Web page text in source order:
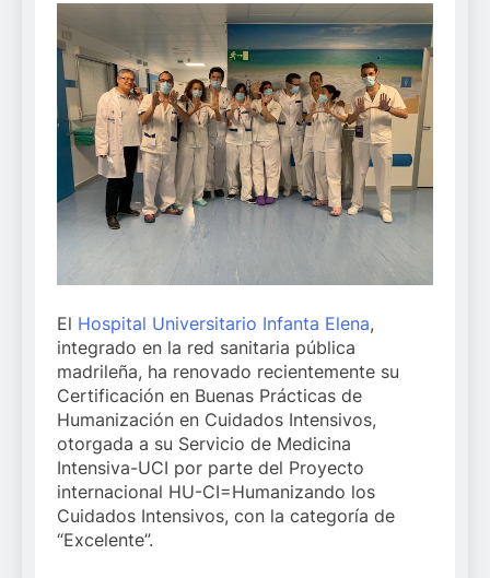
El Hospital Universitario Infanta Elena,
integrado en la red sanitaria pública
madrileña, ha renovado recientemente su
Certificación en Buenas Prácticas de
Humanización en Cuidados Intensivos,
otorgada a su Servicio de Medicina
Intensiva-UCI por parte del Proyecto
internacional HU-CI=Humanizando los
Cuidados Intensivos, con la categoría de
“Excelente”.